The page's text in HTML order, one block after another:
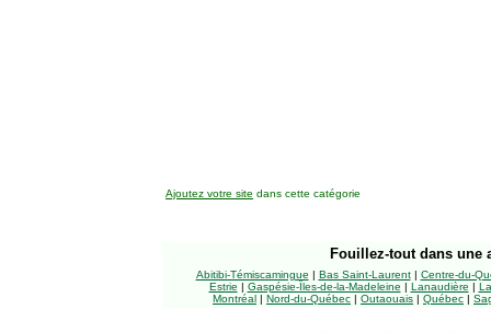
Ajoutez votre site dans cette catégorie
Fouillez-tout dans une
Abitibi-Témiscamingue | Bas Saint-Laurent| Centre-du-
Estrie | Gaspésie-Îles-de-la-Madeleine | Lanaudière |
Montréal | Nord-du-Québec | Outaouais | Québec |